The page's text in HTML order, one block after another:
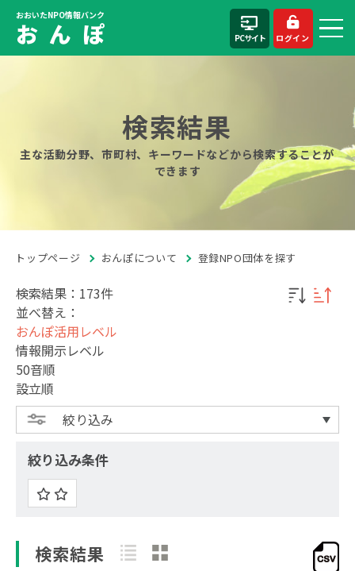
おおいたNPO情報バンク
お ん ぽ PCサイト ログイン
検索結果
主な活動分野、市町村、キーワードなどから検索することが
できます
トップページ おんぽについて 登録NPO団体を探す
検索結果：173件
並べ替え：
おんぽ活用レベル
情報開示レベル
50音順
設立順
絞り込み
絞り込み条件
検索結果